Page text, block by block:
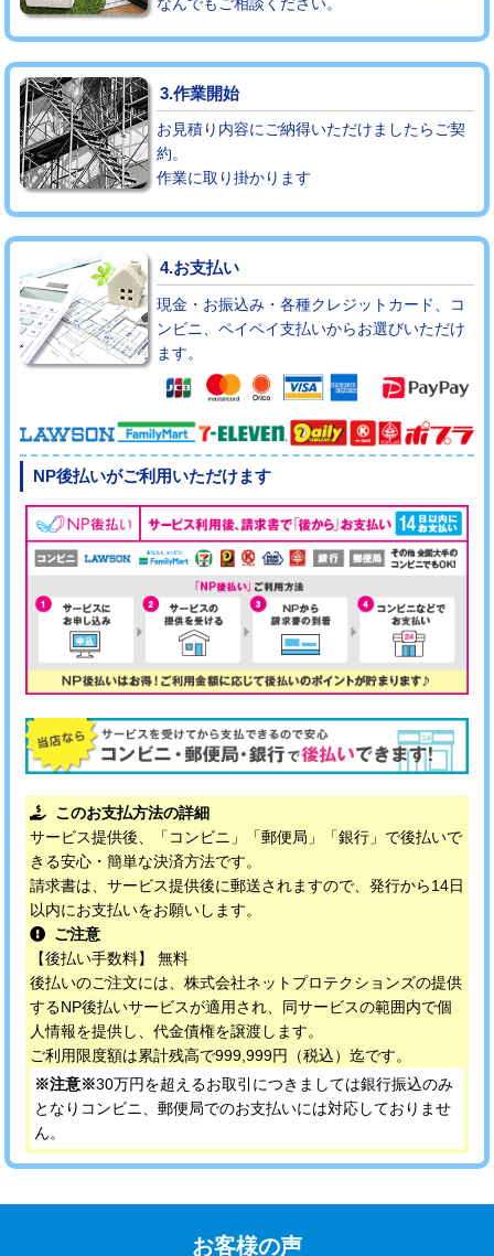
※給水管工事は20mmまでの価格です。
3.作業開始
お見積り内容にご納得いただけましたらご契
約。
作業に取り掛かります
4.お支払い
現金・お振込み・各種クレジットカード、コ
ンビニ、ペイペイ支払いからお選びいただけ
ます。
NP後払いがご利用いただけます
このお支払方法の詳細
サービス提供後、「コンビニ」「郵便局」「銀行」で後払いで
きる安心・簡単な決済方法です。
請求書は、サービス提供後に郵送されますので、発行から14日
以内にお支払いをお願いします。
ご注意
【後払い手数料】 無料
後払いのご注文には、株式会社ネットプロテクションズの提供
するNP後払いサービスが適用され、同サービスの範囲内で個
人情報を提供し、代金債権を譲渡します。
ご利用限度額は累計残高で999,999円（税込）迄です。
※注意※30万円を超えるお取引につきましては銀行振込のみ
となりコンビニ、郵便局でのお支払いには対応しておりませ
ん。
お客様の声